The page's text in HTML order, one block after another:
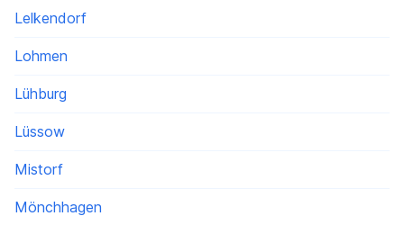
Lelkendorf
Lohmen
Lühburg
Lüssow
Mistorf
Mönchhagen